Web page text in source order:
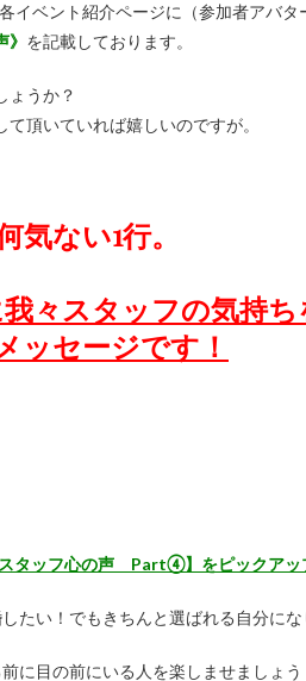
イベント紹介ページに（参加者アバタ
を記載しております。
ょうか？
て頂いていれば嬉しいのですが。
気ない1行。
々スタッフの気持
ッセージです！
タッフ心の声 Part④】をピックア
たい！でもきちんと選ばれる自分にな
に目の前にいる人を楽しませましょう